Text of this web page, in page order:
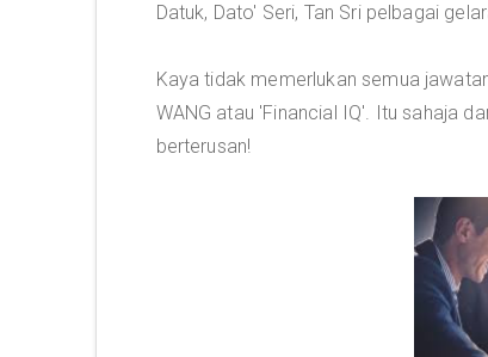
Datuk, Dato' Seri, Tan Sri pelbagai
Kaya tidak memerlukan semua
WANG atau 'Financial IQ'. Itu sahaja
berterusan!